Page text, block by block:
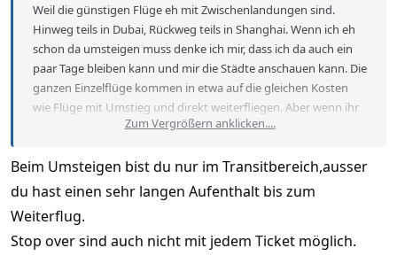
Weil die günstigen Flüge eh mit Zwischenlandungen sind.
Hinweg teils in Dubai, Rückweg teils in Shanghai. Wenn ich eh
schon da umsteigen muss denke ich mir, dass ich da auch ein
paar Tage bleiben kann und mir die Städte anschauen kann. Die
ganzen Einzelflüge kommen in etwa auf die gleichen Kosten
wie Flüge mit Umstieg und direkt weiterfliegen. Aber wenn ihr
einen besseren Vorschlag habt um das Beste aus dem Geld
Das was ich so gefunden habe kommt auf den gleichen Betrag
raus.
Zum Vergrößern anklicken....
Beim Umsteigen bist du nur im Transitbereich,ausser
du hast einen sehr langen Aufenthalt bis zum
Weiterflug.
Stop over sind auch nicht mit jedem Ticket möglich.